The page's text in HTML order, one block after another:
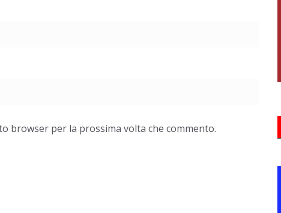
browser per la prossima volta che commento.